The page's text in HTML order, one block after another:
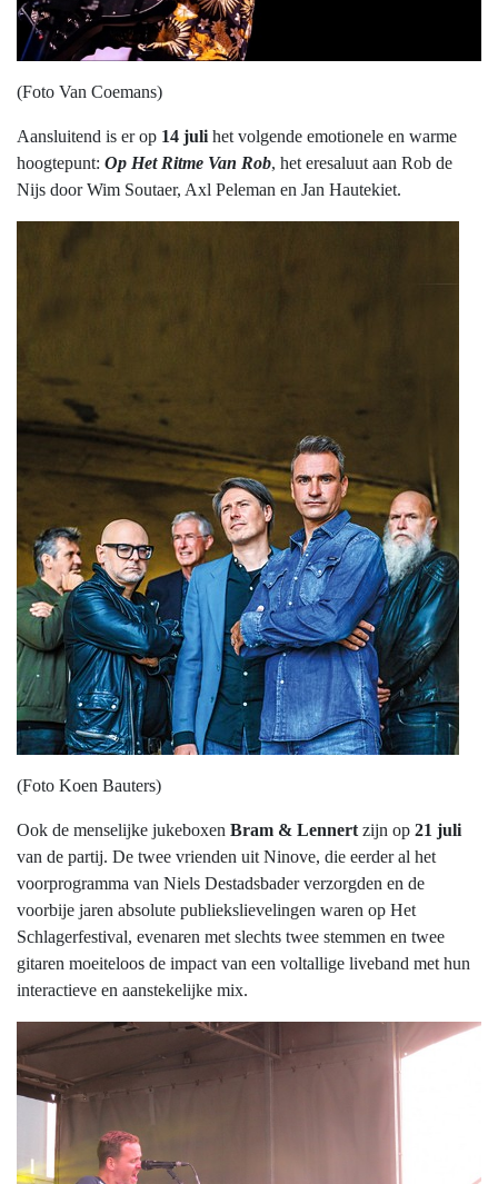
(Foto Van Coemans)
Aansluitend is er op 14 juli het volgende emotionele en warme
hoogtepunt: Op Het Ritme Van Rob, het eresaluut aan Rob de
Nijs door Wim Soutaer, Axl Peleman en Jan Hautekiet.
(Foto Koen Bauters)
Ook de menselijke jukeboxen Bram & Lennert zijn op 21 juli
van de partij. De twee vrienden uit Ninove, die eerder al het
voorprogramma van Niels Destadsbader verzorgden en de
voorbije jaren absolute publiekslievelingen waren op Het
Schlagerfestival, evenaren met slechts twee stemmen en twee
gitaren moeiteloos de impact van een voltallige liveband met hun
interactieve en aanstekelijke mix.